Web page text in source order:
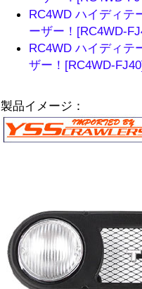
RC4WD ハイディテ
ーザー！[RC4WD-
RC4WD ハイディテ
ザー！[RC4WD-
製品イメージ：